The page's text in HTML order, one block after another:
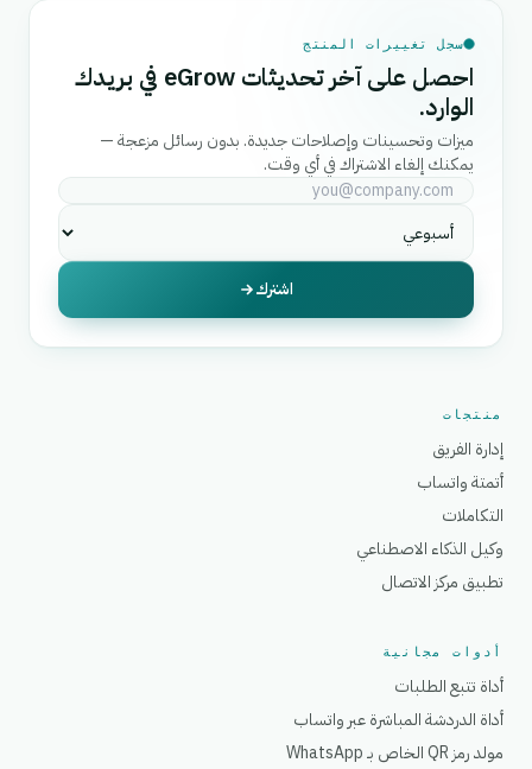
سجل تغييرات المنتج
احصل على آخر تحديثات eGrow في بريدك
الوارد.
ميزات وتحسينات وإصلاحات جديدة. بدون رسائل مزعجة —
يمكنك إلغاء الاشتراك في أي وقت.
اشترك
منتجات
إدارة الفريق
أتمتة واتساب
التكاملات
وكيل الذكاء الاصطناعي
تطبيق مركز الاتصال
أدوات مجانية
أداة تتبع الطلبات
أداة الدردشة المباشرة عبر واتساب
مولد رمز QR الخاص بـ WhatsApp